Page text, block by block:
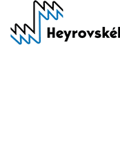
hlavnímu